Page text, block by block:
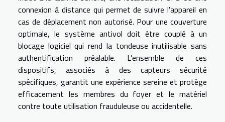
connexion à distance qui permet de suivre l'appareil en
cas de déplacement non autorisé. Pour une couverture
optimale, le système antivol doit être couplé à un
blocage logiciel qui rend la tondeuse inutilisable sans
authentification préalable. L’ensemble de ces
dispositifs, associés à des capteurs sécurité
spécifiques, garantit une expérience sereine et protège
efficacement les membres du foyer et le matériel
contre toute utilisation frauduleuse ou accidentelle.